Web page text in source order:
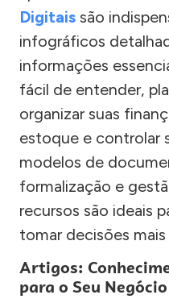
Digitais são
infográficos
informações
fácil de entender,
organizar suas
estoque e controlar
modelos de
formalização e
recursos são ideais
tomar decisões mais
Artigos:
para o Seu Negócio